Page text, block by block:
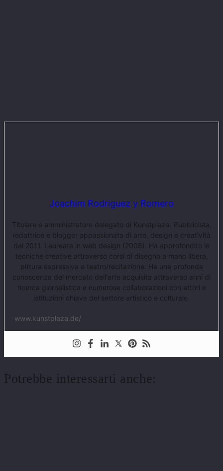
Joachim Rodriguez y Romero
Titolare e amministratore delegato di Kunstplaza. Pubblicista,
redattrice e blogger appassionata di arte, design e creatività
dal 2011. Laureata in web design (2008). Ha approfondito le
tecniche creative attraverso corsi di disegno a mano libera,
pittura espressiva e teatro/recitazione. Ha una profonda
conoscenza del mercato dell'arte acquisita attraverso anni di
ricerca giornalistica e numerose collaborazioni con attori e
istituzioni chiave del settore artistico e culturale.
www.kunstplaza.de/
Potrebbe interessarti anche: